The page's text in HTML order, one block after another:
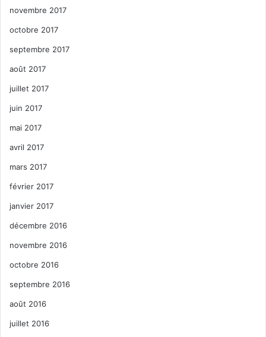
novembre 2017
octobre 2017
septembre 2017
août 2017
juillet 2017
juin 2017
mai 2017
avril 2017
mars 2017
février 2017
janvier 2017
décembre 2016
novembre 2016
octobre 2016
septembre 2016
août 2016
juillet 2016